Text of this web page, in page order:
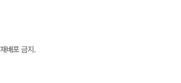
배포 금지.